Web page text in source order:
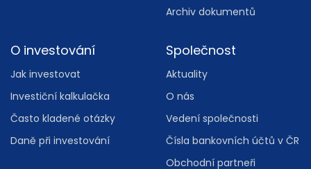
Archiv dokumentů
O investování
Jak investovat
Investiční kalkulačka
Často kladené otázky
Daně při investování
Společnost
Aktuality
O nás
Vedení společnosti
Čísla bankovních účtů v ČR
Obchodní partneři